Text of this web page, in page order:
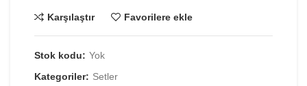
Karşılaştır Favorilere ekle
Stok kodu: Yok
Kategoriler: Setler